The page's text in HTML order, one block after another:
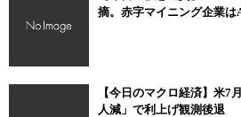
摘。赤字マイニング企業は
【今日のマクロ経済】米
人減」で利上げ観測後退